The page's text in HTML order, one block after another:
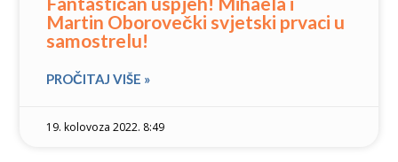
Martin Oborovečki svjetski prvaci u
samostrelu!
PROČITAJ VIŠE »
19. kolovoza 2022. 8:49